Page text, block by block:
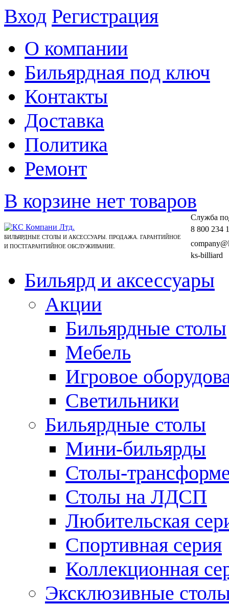
Вход Регистрация
О компании
Бильярдная под ключ
Контакты
Доставка
Политика
Ремонт
В корзине нет товаров
БИЛЬЯРДНЫЕ СТОЛЫ И АКСЕССУАРЫ. ПРОДАЖА. ГАРАНТИЙНОЕ
И ПОСТГАРАНТИЙНОЕ ОБСЛУЖИВАНИЕ.
Cлужба
8 800 234
ks-billiard
Бильярд и аксессуары
Акции
Бильярдные столы
Мебель
Игровое
Светильники
Бильярдные столы
Мини-бильярды
Столы-
Столы на ЛДСП
Любительская
Спортивная серия
Коллекционная
Эксклюзивные